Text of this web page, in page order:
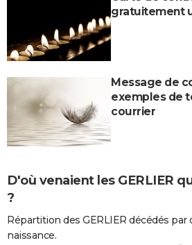
gratuitement
Message de
exemples de
courrier
D'où venaient les GERLIER
?
Répartition des GERLIER décédés
naissance.